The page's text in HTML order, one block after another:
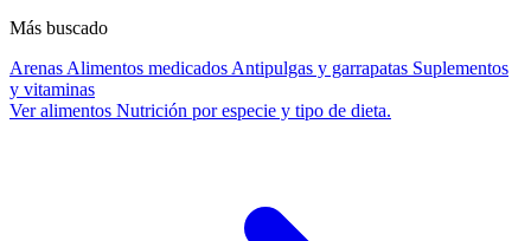
Más buscado
Arenas Alimentos medicados Antipulgas y garrapatas Suplementos
y vitaminas
Ver alimentos Nutrición por especie y tipo de dieta.